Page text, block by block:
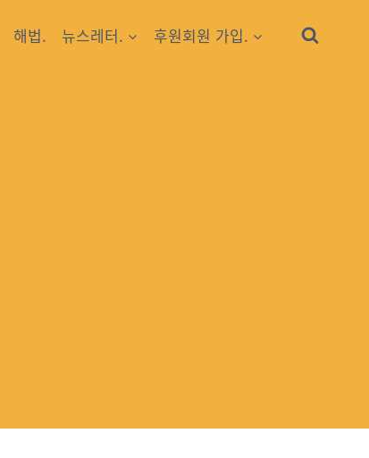
해법. 뉴스레터. 후원회원 가입.